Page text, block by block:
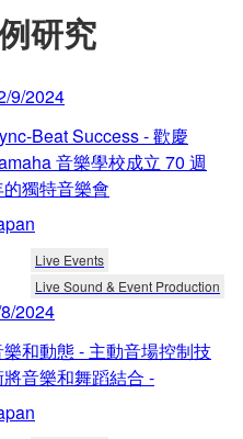
研究
9/2024
Beat Success - 歡慶
音樂學校成立 70 週
獨特音樂會
Live Events
Live Sound & Event Production
2024
和動態 - 主動音場控制技
音樂和舞蹈結合 -